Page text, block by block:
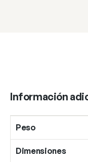
Información
Peso
Dimensiones